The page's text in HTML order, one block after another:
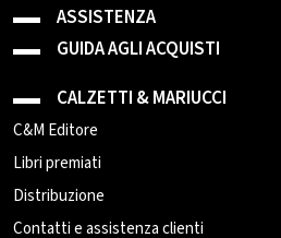
ASSISTENZA
GUIDA AGLI ACQUISTI
CALZETTI & MARIUCCI
C&M Editore
Libri premiati
Distribuzione
Contatti e assistenza clienti